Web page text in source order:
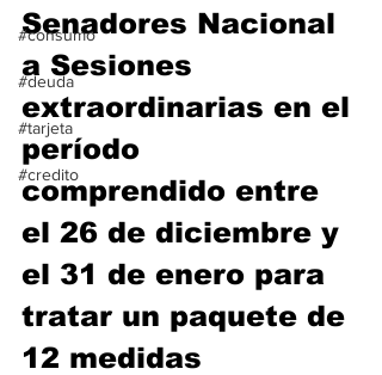
#consumo
#deuda
#tarjeta
#credito
Senadores Nacional
a Sesiones
extraordinarias en el
período
comprendido entre
el 26 de diciembre y
el 31 de enero para
tratar un paquete de
12 medidas